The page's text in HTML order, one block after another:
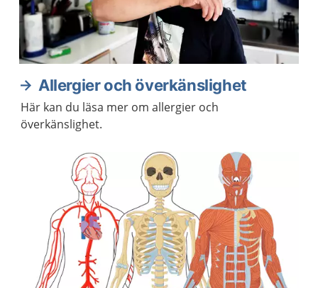
Allergier och överkänslighet
Här kan du läsa mer om allergier och
överkänslighet.